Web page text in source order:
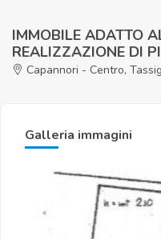
IMMOBILE ADATTO
REALIZZAZIONE DI
Capannori - Centro,
Galleria immagini